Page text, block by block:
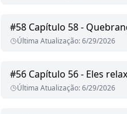
#58 Capítulo 58 -
Última Atualização:6/29/2026
#56 Capítulo 56 - Eles
Última Atualização:6/29/2026